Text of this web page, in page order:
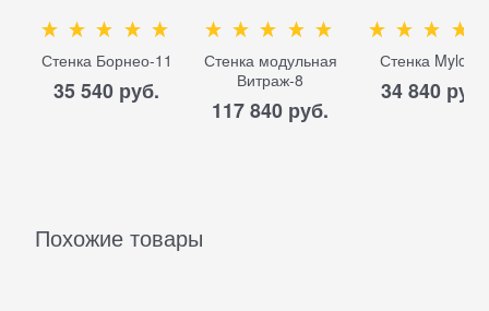
Стенка Борнео-11
35 540 руб.
Стенка модульная
Витраж-8
117 840 руб.
Стенка Myloft 6
34 840 руб.
Похожие товары